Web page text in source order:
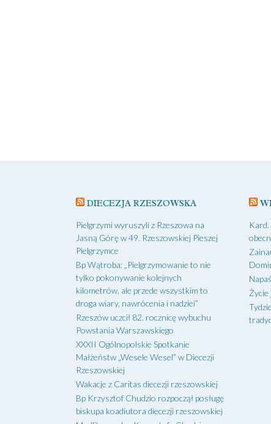
DIECEZJA RZESZOWSKA
Pielgrzymi wyruszyli z Rzeszowa na
Jasną Górę w 49. Rzeszowskiej Pieszej
Pielgrzymce
Bp Wątroba: „Pielgrzymowanie to nie
tylko pokonywanie kolejnych
kilometrów, ale przede wszystkim to
droga wiary, nawrócenia i nadziei”
Rzeszów uczcił 82. rocznicę wybuchu
Powstania Warszawskiego
XXXII Ogólnopolskie Spotkanie
Małżeństw „Wesele Wesel” w Diecezji
Rzeszowskiej
Wakacje z Caritas diecezji rzeszowskiej
Bp Krzysztof Chudzio rozpoczął posługę
biskupa koadiutora diecezji rzeszowskiej
Życie